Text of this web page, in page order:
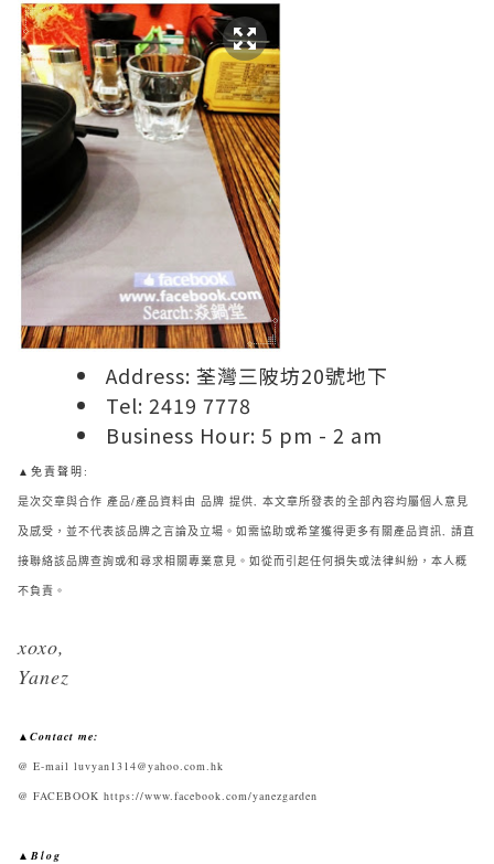
Address: 荃灣三陂坊20號地下
Tel: 2419 7778
Business Hour: 5 pm - 2 am
▲免責聲明:
是次交章與合作 產品/產品資料由 品牌 提供, 本文章所發表的全部內容均屬個人意見
及感受，並不代表該品牌之言論及立場。如需協助或希望獲得更多有關產品資訊, 請直
接聯絡該品牌查詢或∕和尋求相關專業意見。如從而引起任何損失或法律糾紛，本人概
不負責。
xoxo,
Yanez
▲Contact me:
@ E-mail luvyan1314@yahoo.com.hk
@ FACEBOOK https://www.facebook.com/yanezgarden
▲Blog